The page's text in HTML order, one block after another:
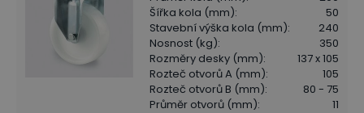
Šířka kola (mm):
50
Stavební výška kola (mm):
240
Nosnost (kg):
350
Rozměry desky (mm):
137 x 105
Rozteč otvorů A (mm):
105
Rozteč otvorů B (mm):
80 - 75
Průměr otvorů (mm): 11